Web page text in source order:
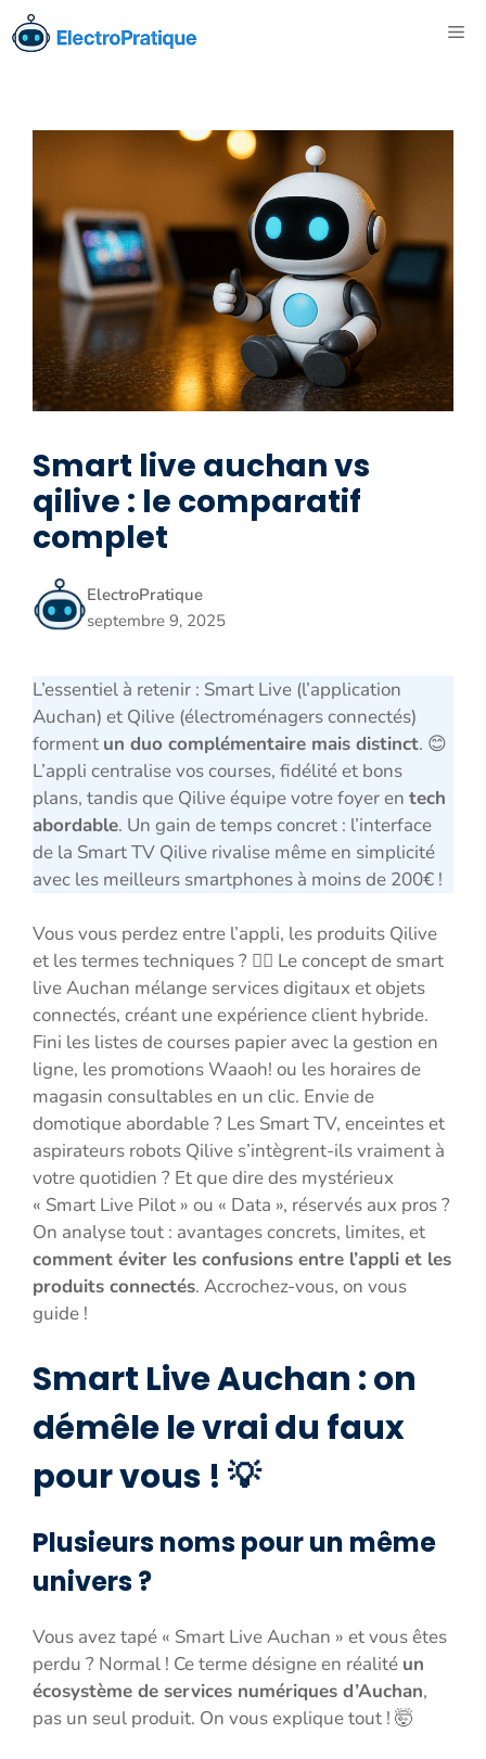
Aller
au
Smart live auchan vs
qilive : le comparatif
complet
ElectroPratique
septembre 9, 2025
L’essentiel à retenir : Smart Live (l’application
Auchan) et Qilive (électroménagers connectés)
forment un duo complémentaire mais distinct. 😊
L’appli centralise vos courses, fidélité et bons
plans, tandis que Qilive équipe votre foyer en tech
abordable. Un gain de temps concret : l’interface
de la Smart TV Qilive rivalise même en simplicité
avec les meilleurs smartphones à moins de 200€ !
Vous vous perdez entre l’appli, les produits Qilive
et les termes techniques ? 😵‍💫 Le concept de smart
live Auchan mélange services digitaux et objets
connectés, créant une expérience client hybride.
Fini les listes de courses papier avec la gestion en
ligne, les promotions Waaoh! ou les horaires de
magasin consultables en un clic. Envie de
domotique abordable ? Les Smart TV, enceintes et
aspirateurs robots Qilive s’intègrent-ils vraiment à
votre quotidien ? Et que dire des mystérieux
« Smart Live Pilot » ou « Data », réservés aux pros ?
On analyse tout : avantages concrets, limites, et
comment éviter les confusions entre l’appli et les
produits connectés. Accrochez-vous, on vous
guide !
Smart LiveAuchan : on
démêle le vrai du faux
pour vous ! 💡
Plusieurs noms pour un même
univers ?
Vous avez tapé « Smart Live Auchan » et vous êtes
perdu ? Normal ! Ce terme désigne en réalité un
écosystème de services numériques d’Auchan,
pas un seul produit. On vous explique tout ! 🤯